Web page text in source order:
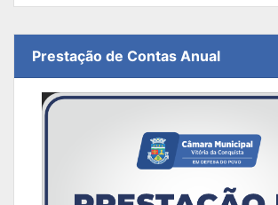
Prestação de Contas Anual